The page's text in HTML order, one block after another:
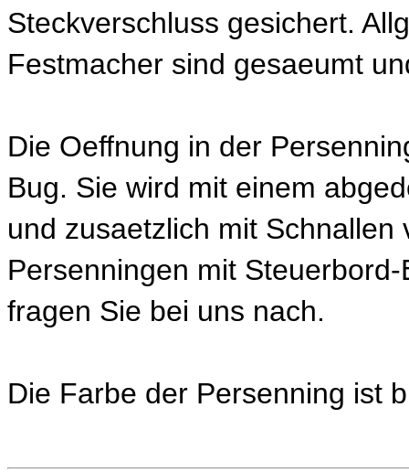
Steckverschluss gesichert.
Festmacher sind gesaeumt
Die Oeffnung in der
Bug. Sie wird mit einem
und zusaetzlich mit
Persenningen mit
fragen Sie bei uns nach.
Die Farbe der Persenning ist